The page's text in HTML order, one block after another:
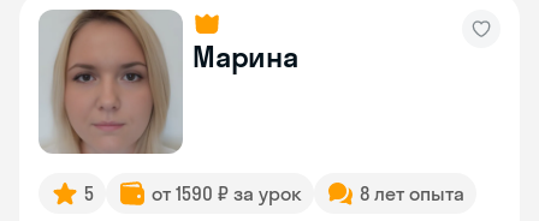
Марина
5 от 1590 ₽ за урок 8 лет опыта